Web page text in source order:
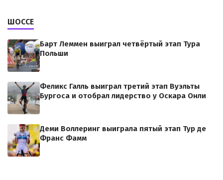
ШОССЕ
Барт Леммен выиграл четвёртый этап Тура
Польши
Феликс Галль выиграл третий этап Вуэльты
Бургоса и отобрал лидерство у Оскара Онли
Деми Воллеринг выиграла пятый этап Тур де
Франс Фамм